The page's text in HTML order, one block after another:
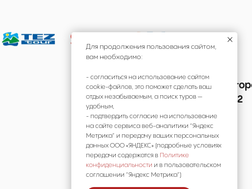
Мы в реестре
В031-00161-00/03736762
Для продолжения пользования сайтом,
вам необходимо:
- согласиться на использование сайтом
cookie-файлов, это поможет сделать ваш
отдых незабываемым, а поиск туров —
удобным,
- подтвердить согласие на использование
на сайте сервиса веб-аналитики “Яндекс
Метрика” и передачу ваших персональных
данных ООО «ЯНДЕКС» (подробные условиях
передачи содержатся в Политике
конфиденциальности и в пользовательском
соглашении “Яндекс Метрика”)